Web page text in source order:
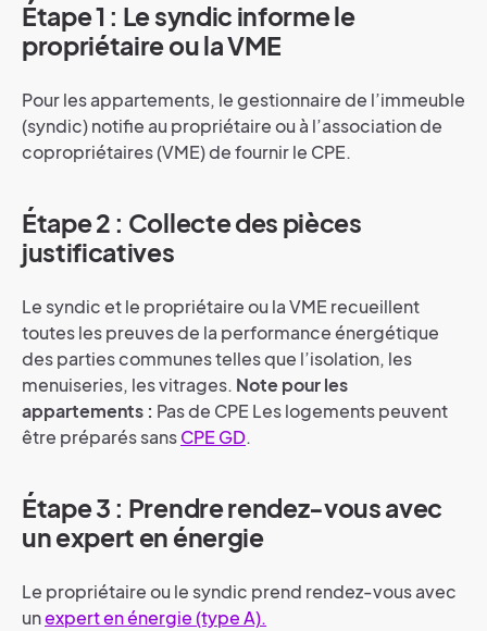
Étape 1 : Le syndic informe le
propriétaire ou la VME
Pour les appartements, le gestionnaire de l’immeuble
(syndic) notifie au propriétaire ou à l’association de
copropriétaires (VME) de fournir le CPE.
Étape 2 : Collecte des pièces
justificatives
Le syndic et le propriétaire ou la VME recueillent
toutes les preuves de la performance énergétique
des parties communes telles que l’isolation, les
menuiseries, les vitrages. Note pour les
appartements : Pas de CPE Les logements peuvent
être préparés sansCPE GD.
Étape 3 : Prendre rendez-vous avec
un expert en énergie
Le propriétaire ou le syndic prend rendez-vous avec
unexpert en énergie (type A).